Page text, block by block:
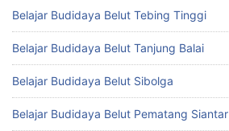
Belajar Budidaya Belut Tebing Tinggi
Belajar Budidaya Belut Tanjung Balai
Belajar Budidaya Belut Sibolga
Belajar Budidaya Belut Pematang Siantar